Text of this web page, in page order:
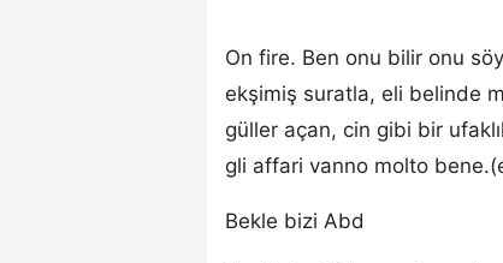
On fire. Ben onu bilir onu
ekşimiş suratla, eli belinde
güller açan, cin gibi bir
gli affari vanno molto
Bekle bizi Abd